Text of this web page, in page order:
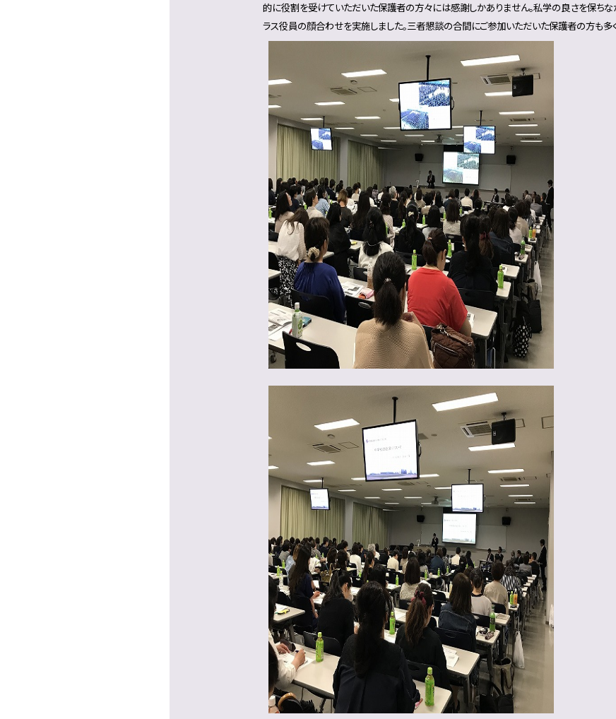
的に役割を受けていただいた保護者の方々には感謝しかありません。私学の良さを保ちな
ラス役員の顔合わせを実施しました。三者懇談の合間にご参加いただいた保護者の方も多く